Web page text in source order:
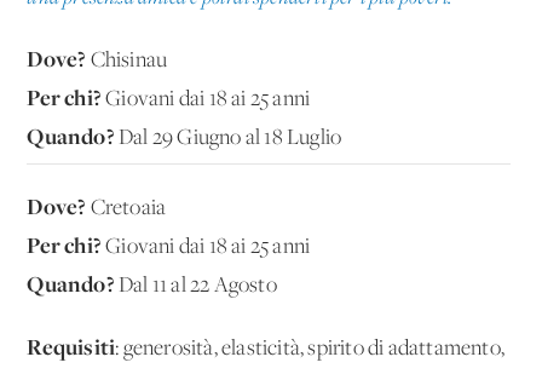
Dove? Chisinau
Per chi? Giovani dai 18 ai 25 anni
Quando? Dal 29 Giugno al 18 Luglio
Dove? Cretoaia
Per chi? Giovani dai 18 ai 25 anni
Quando? Dal 11 al 22 Agosto
Requisiti: generosità, elasticità, spirito di adattamento,